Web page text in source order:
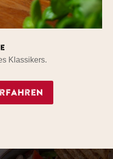
Klassikers.